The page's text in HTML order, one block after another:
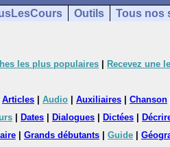
Outils Tous nos
les plus populaires Recevez une
Articles Audio Auxiliaires Chanson
Dates Dialogues Dictées
Grands débutants Guide